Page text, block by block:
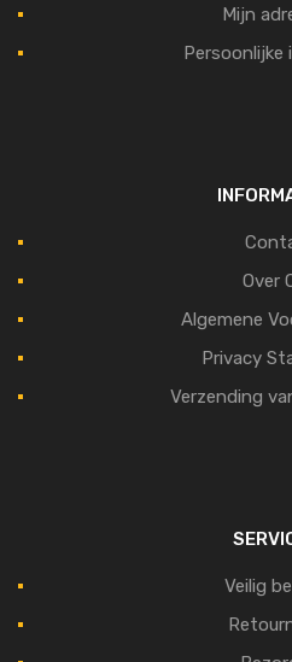
Mijn
Persoonlijke
Over
Algemene
Privacy
Verzending
Veilig